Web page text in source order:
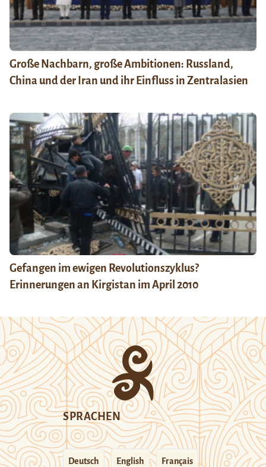
Große Nachbarn, große Ambitionen: Russland,
China und der Iran und ihr Einfluss in Zentralasien
Gefangen im ewigen Revolutionszyklus?
Erinnerungen an Kirgistan im April 2010
SPRACHEN
Deutsch English Français